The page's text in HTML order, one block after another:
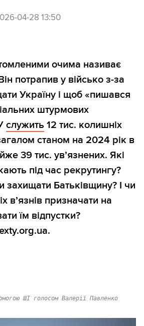
04-28 13:50
очима називає
потрапив у військо з-за
Україну і щоб «пишався
штурмових
служить 12 тис. колишніх
станом на 2024 рік в
39 тис. ув’язнених. Які
під час рекрутингу?
захищати Батьківщину? І чи
в’язнів призначати на
їм відпустки?
ШІ голосом Валерії Павленко